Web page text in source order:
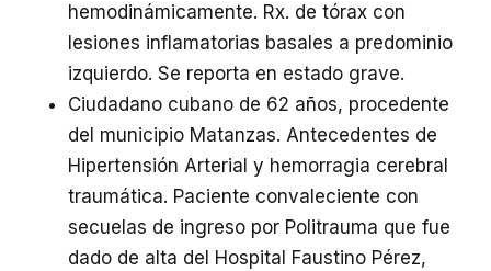
hemodinámicamente. Rx. de tórax con
lesiones inflamatorias basales a predominio
izquierdo. Se reporta en estado grave.
Ciudadano cubano de 62 años, procedente
del municipio Matanzas. Antecedentes de
Hipertensión Arterial y hemorragia cerebral
traumática. Paciente convaleciente con
secuelas de ingreso por Politrauma que fue
dado de alta del Hospital Faustino Pérez,